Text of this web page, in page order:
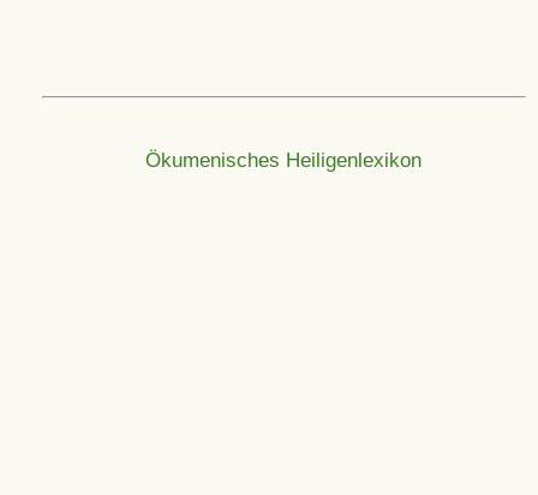
Ökumenisches Heiligenlexikon